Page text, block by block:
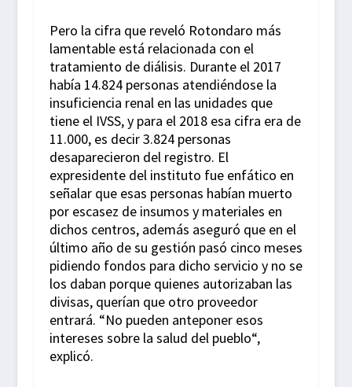
Pero la cifra que reveló Rotondaro más
lamentable está relacionada con el
tratamiento de diálisis. Durante el 2017
había 14.824 personas atendiéndose la
insuficiencia renal en las unidades que
tiene el IVSS, y para el 2018 esa cifra era de
11.000, es decir 3.824 personas
desaparecieron del registro. El
expresidente del instituto fue enfático en
señalar que esas personas habían muerto
por escasez de insumos y materiales en
dichos centros, además aseguró que en el
último año de su gestión pasó cinco meses
pidiendo fondos para dicho servicio y no se
los daban porque quienes autorizaban las
divisas, querían que otro proveedor
entrará. “No pueden anteponer esos
intereses sobre la salud del pueblo“,
explicó.